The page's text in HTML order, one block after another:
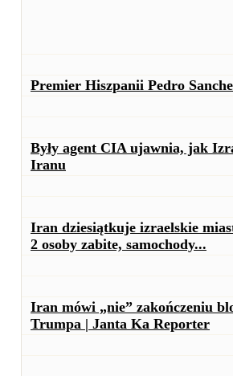
Premier Hiszpanii Pedro
Były agent CIA ujawnia, jak
Iranu
Iran dziesiątkuje izraelskie
2 osoby zabite, samochody...
Iran mówi „nie” zakończeniu
Trumpa | Janta Ka Reporter